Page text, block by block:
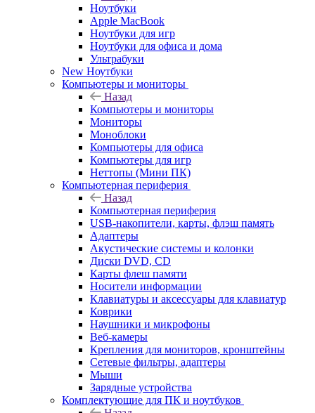
Ноутбуки
Apple MacBook
Ноутбуки для игр
Ноутбуки для офиса и дома
Ультрабуки
New Ноутбуки
Компьютеры и мониторы
Назад
Компьютеры и мониторы
Мониторы
Моноблоки
Компьютеры для офиса
Компьютеры для игр
Неттопы (Мини ПК)
Компьютерная периферия
Назад
Компьютерная периферия
USB-накопители, карты, флэш память
Адаптеры
Акустические системы и колонки
Диски DVD, CD
Карты флеш памяти
Носители информации
Клавиатуры и аксессуары для клавиатур
Коврики
Наушники и микрофоны
Веб-камеры
Крепления для мониторов, кронштейны
Сетевые фильтры, адаптеры
Мыши
Зарядные устройства
Комплектующие для ПК и ноутбуков